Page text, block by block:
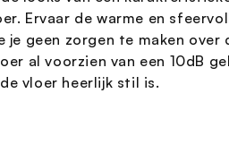
Ervaar de warme en
geen zorgen te maken over
al voorzien van een 10dB
vloer heerlijk stil is.